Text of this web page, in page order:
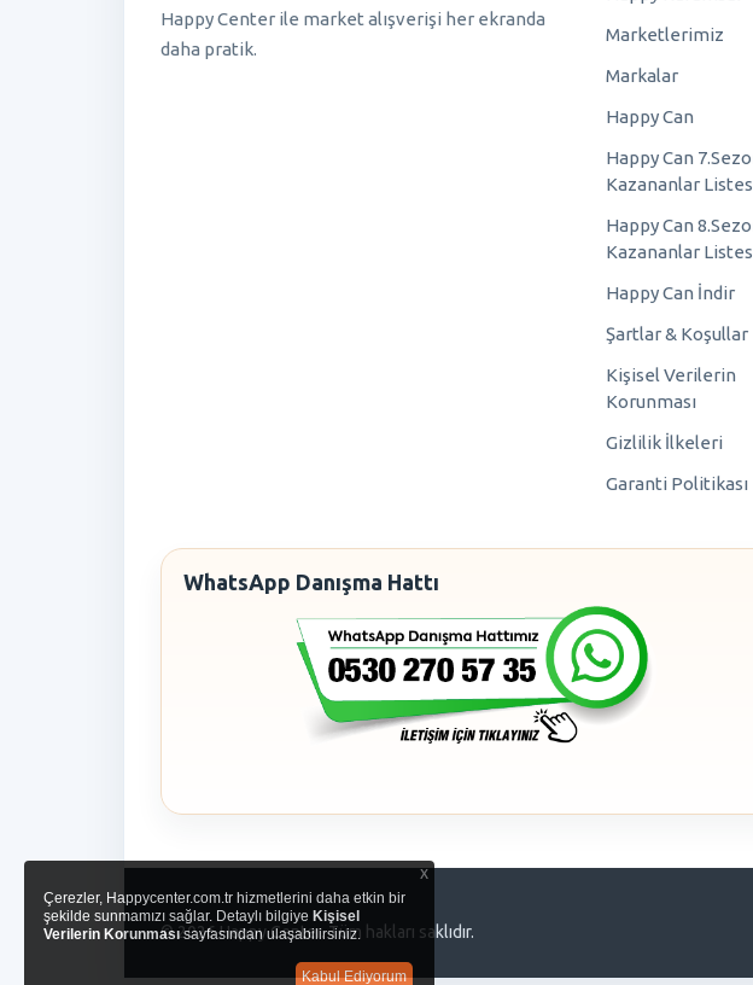
Happy Center ile market alışverişi her ekranda
daha pratik.
Marketlerimiz
Markalar
Happy Can
Happy Can
Kazananlar
Happy Can
Kazananlar
Happy Can İndir
Şartlar & Koşullar
Kişisel Verilerin
Korunması
Gizlilik İlkeleri
Garanti Politikası
WhatsApp Danışma Hattı
© 2026 Happy Center. Tüm hakları saklıdır.
x
Çerezler, Happycenter.com.tr hizmetlerini daha etkin bir
şekilde sunmamızı sağlar. Detaylı bilgiye Kişisel
Verilerin Korunmasısayfasından ulaşabilirsiniz.
Kabul Ediyorum